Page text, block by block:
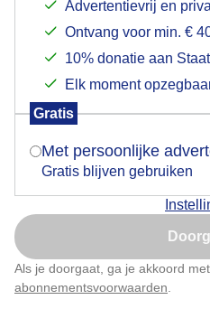
Advertentievrij en
Ontvang voor min. €
10% donatie aan
Elk moment
Gratis
Met persoonlijke
Gratis blijven gebruiken
Als je doorgaat, ga je akkoord
abonnementsvoorwaarden
Hoge bewolking en paarden
Door: Jelle A. de Vries Gemaakt:
Indien je hier nog geen
verschijnt er zo een
Is goed,
Nu niet,
Klik hierom dit